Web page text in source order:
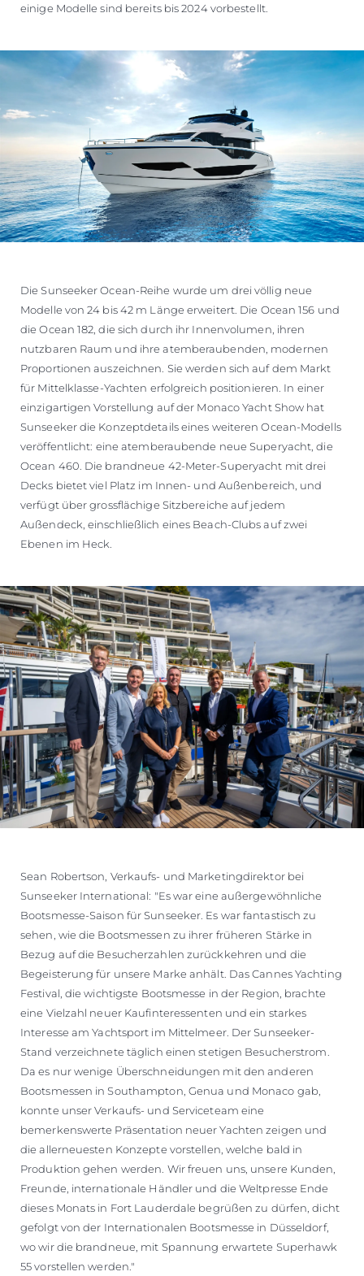
einige Modelle sind bereits bis 2024 vorbestellt.
Die Sunseeker Ocean-Reihe wurde um drei völlig neue
Modelle von 24 bis 42 m Länge erweitert. Die Ocean 156 und
die Ocean 182, die sich durch ihr Innenvolumen, ihren
nutzbaren Raum und ihre atemberaubenden, modernen
Proportionen auszeichnen. Sie werden sich auf dem Markt
für Mittelklasse-Yachten erfolgreich positionieren. In einer
einzigartigen Vorstellung auf der Monaco Yacht Show hat
Sunseeker die Konzeptdetails eines weiteren Ocean-Modells
veröffentlicht: eine atemberaubende neue Superyacht, die
Ocean 460. Die brandneue 42-Meter-Superyacht mit drei
Decks bietet viel Platz im Innen- und Außenbereich, und
verfügt über grossflächige Sitzbereiche auf jedem
Außendeck, einschließlich eines Beach-Clubs auf zwei
Ebenen im Heck.
Sean Robertson, Verkaufs- und Marketingdirektor bei
Sunseeker International: "Es war eine außergewöhnliche
Bootsmesse-Saison für Sunseeker. Es war fantastisch zu
sehen, wie die Bootsmessen zu ihrer früheren Stärke in
Bezug auf die Besucherzahlen zurückkehren und die
Begeisterung für unsere Marke anhält. Das Cannes Yachting
Festival, die wichtigste Bootsmesse in der Region, brachte
eine Vielzahl neuer Kaufinteressenten und ein starkes
Interesse am Yachtsport im Mittelmeer. Der Sunseeker-
Stand verzeichnete täglich einen stetigen Besucherstrom.
Da es nur wenige Überschneidungen mit den anderen
Bootsmessen in Southampton, Genua und Monaco gab,
konnte unser Verkaufs- und Serviceteam eine
bemerkenswerte Präsentation neuer Yachten zeigen und
die allerneuesten Konzepte vorstellen, welche bald in
Produktion gehen werden. Wir freuen uns, unsere Kunden,
Freunde, internationale Händler und die Weltpresse Ende
dieses Monats in Fort Lauderdale begrüßen zu dürfen, dicht
gefolgt von der Internationalen Bootsmesse in Düsseldorf,
wo wir die brandneue, mit Spannung erwartete Superhawk
55 vorstellen werden."